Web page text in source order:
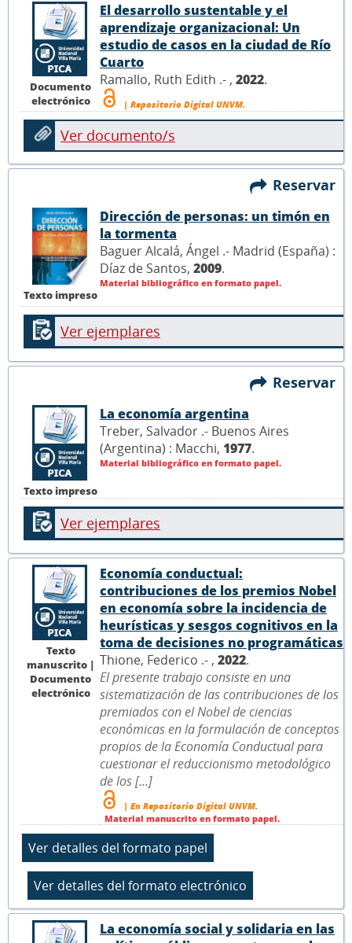
Documento
electrónico
El desarrollo sustentable y el
aprendizaje organizacional: Un
estudio de casos en la ciudad de Río
Cuarto
Ramallo, Ruth Edith .- , 2022.
| Repositorio Digital UNVM.
Ver documento/s
Reservar
Texto impreso
Dirección de personas: un timón en
la tormenta
Baguer Alcalá, Ángel .- Madrid (España) :
Díaz de Santos, 2009.
Material bibliográfico en formato papel.
Ver ejemplares
Reservar
Texto impreso
La economía argentina
Treber, Salvador .- Buenos Aires
(Argentina) : Macchi, 1977.
Material bibliográfico en formato papel.
Ver ejemplares
Texto
manuscrito |
Documento
electrónico
Economía conductual:
contribuciones de los premios Nobel
en economía sobre la incidencia de
heurísticas y sesgos cognitivos en la
toma de decisiones no programáticas
Thione, Federico .- , 2022.
El presente trabajo consiste en una
sistematización de las contribuciones de los
premiados con el Nobel de ciencias
económicas en la formulación de conceptos
propios de la Economía Conductual para
cuestionar el reduccionismo metodológico
de los [...]
| En Repositorio Digital UNVM.
Material manuscrito en formato papel.
La economía social y solidaria en las